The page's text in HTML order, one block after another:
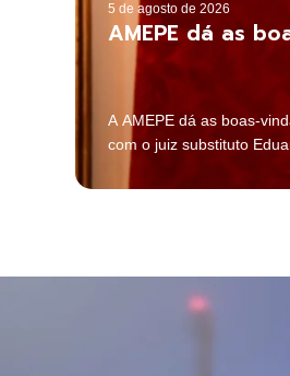
5 de agosto de 2026
AMEPE dá as
A AMEPE dá as boas-
com o juiz substituto